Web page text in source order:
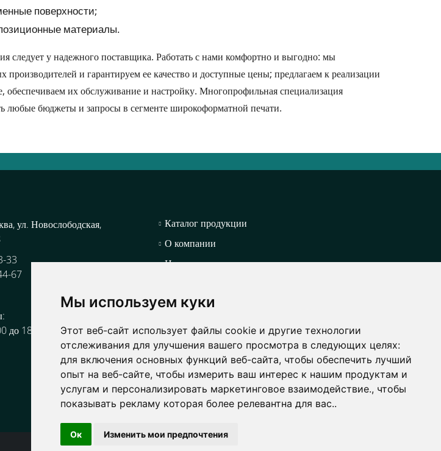
Мы используем куки
Этот веб-сайт использует файлы cookie и другие технологии
отслеживания для улучшения вашего просмотра в следующих целях:
для включения основных функций веб-сайта, чтобы обеспечить лучший
опыт на веб-сайте, чтобы измерить ваш интерес к нашим продуктам и
услугам и персонализировать маркетинговое взаимодействие., чтобы
показывать рекламу которая более релевантна для вас..
Ок Изменить мои предпочтения
поверхности;
материалы.
следует у надежного поставщика. Работать с нами комфортно и выгодно: мы
и гарантируем ее качество и доступные цены; предлагаем к реализации
обеспечиваем их обслуживание и настройку. Многопрофильная специализация
любые бюджеты и запросы в сегменте широкоформатной печати.
ул. Новослободская,
33
67
до 18-00
Каталог продукции
О компании
Новости
Контакты
Карта сайта
Создание сайта
Обновить настройки файлов cookie